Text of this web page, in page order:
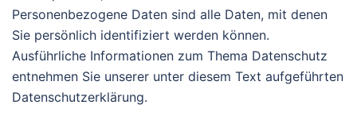
Personenbezogene Daten sind alle Daten, mit denen
Sie persönlich identifiziert werden können.
Ausführliche Informationen zum Thema Datenschutz
entnehmen Sie unserer unter diesem Text aufgeführten
Datenschutzerklärung.